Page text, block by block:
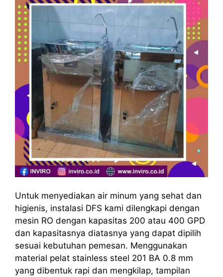
Untuk menyediakan air minum yang sehat dan
higienis, instalasi DFS kami dilengkapi dengan
mesin RO dengan kapasitas 200 atau 400 GPD
dan kapasitasnya diatasnya yang dapat dipilih
sesuai kebutuhan pemesan. Menggunakan
material pelat stainless steel 201 BA 0.8 mm
yang dibentuk rapi dan mengkilap, tampilan